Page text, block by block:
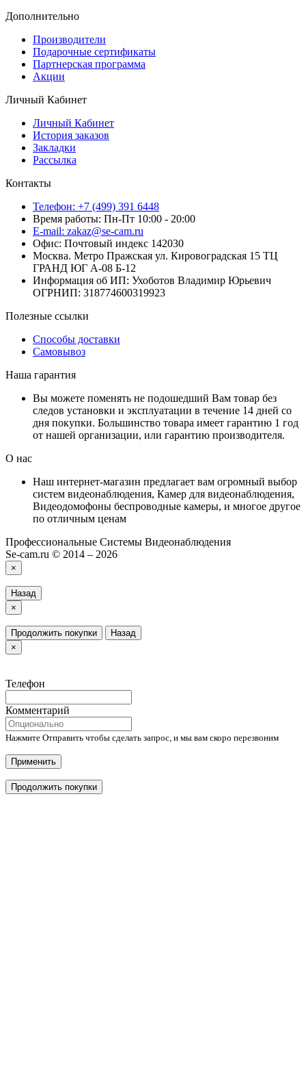
Дополнительно
Производители
Подарочные сертификаты
Партнерская программа
Акции
Личный Кабинет
Личный Кабинет
История заказов
Закладки
Рассылка
Контакты
Телефон: +7 (499) 391 6448
Время работы: Пн-Пт 10:00 - 20:00
E-mail: zakaz@se-cam.ru
Офис: Почтовый индекс 142030
Москва. Метро Пражская ул. Кировоградская 15 ТЦ
ГРАНД ЮГ А-08 Б-12
Информация об ИП: Ухоботов Владимир Юрьевич
ОГРНИП: 318774600319923
Полезные ссылки
Способы доставки
Самовывоз
Наша гарантия
Вы можете поменять не подошедший Вам товар без
следов установки и эксплуатации в течение 14 дней со
дня покупки. Большинство товара имеет гарантию 1 год
от нашей организации, или гарантию производителя.
О нас
Наш интернет-магазин предлагает вам огромный выбор
систем видеонаблюдения, Камер для видеонаблюдения,
Видеодомофоны беспроводные камеры, и многое другое
по отличным ценам
Профессиональные Системы Видеонаблюдения
Se-cam.ru © 2014 – 2026
×
Назад
×
Продолжить покупки
Назад
×
Телефон
Комментарий
Нажмите Отправить чтобы сделать запрос, и мы вам скоро перезвоним
Применить
Продолжить покупки